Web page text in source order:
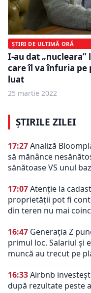
ȘTIRI DE ULTIMĂ ORĂ
I-au dat
care îl va înfuria pe
luat
25 martie 2022
ȘTIRILE ZILEI
17:27Analiză
să mănânce
sănătoase VS unul
17:07Atenție la
proprietății pot fi
din teren nu mai
16:47 Generația Z
primul loc. Salariul și
muncă au trecut pe
16:33Airbnb
după rezultate peste